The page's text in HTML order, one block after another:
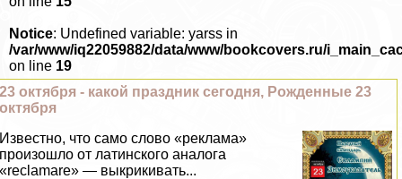
Notice: Undefined variable: yarss in
/var/www/iq22059882/data/www/bookcovers.ru/
on line 19
23 октября - какой праздник сегодня, Рожденные 23
октября
Известно, что само слово «реклама»
произошло от латинского аналога
«reclamare» — выкрикивать...